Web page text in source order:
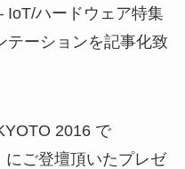
IoT/ハードウェア特集
テーションを記事化致
2016 で
にご登壇頂いたプレゼ